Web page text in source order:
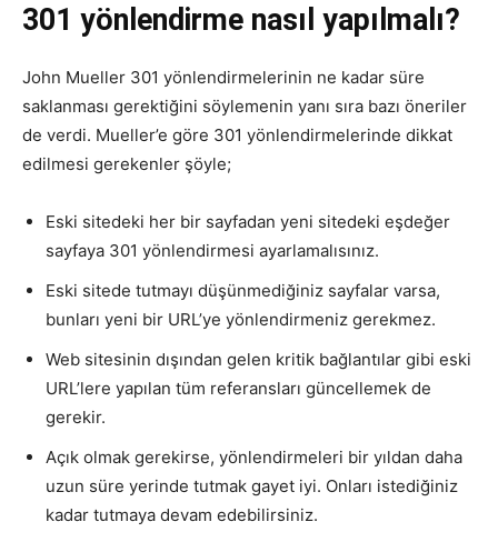
301 yönlendirme nasıl yapılmalı?
John Mueller 301 yönlendirmelerinin ne kadar süre
saklanması gerektiğini söylemenin yanı sıra bazı öneriler
de verdi. Mueller’e göre 301 yönlendirmelerinde dikkat
edilmesi gerekenler şöyle;
Eski sitedeki her bir sayfadan yeni sitedeki eşdeğer
sayfaya 301 yönlendirmesi ayarlamalısınız.
Eski sitede tutmayı düşünmediğiniz sayfalar varsa,
bunları yeni bir URL’ye yönlendirmeniz gerekmez.
Web sitesinin dışından gelen kritik bağlantılar gibi eski
URL’lere yapılan tüm referansları güncellemek de
gerekir.
Açık olmak gerekirse, yönlendirmeleri bir yıldan daha
uzun süre yerinde tutmak gayet iyi. Onları istediğiniz
kadar tutmaya devam edebilirsiniz.